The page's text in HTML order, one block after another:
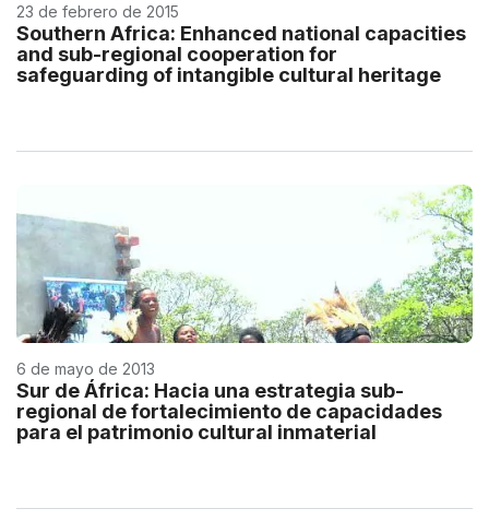
23 de febrero de 2015
Southern Africa: Enhanced national capacities
and sub-regional cooperation for
safeguarding of intangible cultural heritage
6 de mayo de 2013
Sur de África: Hacia una estrategia sub-
regional de fortalecimiento de capacidades
para el patrimonio cultural inmaterial